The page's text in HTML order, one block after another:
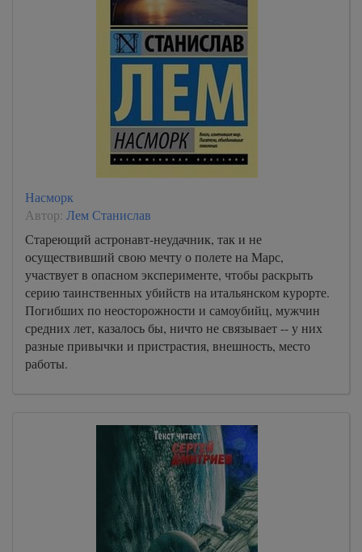
Насморк
Автор: Лем Станислав
Стареющий астронавт-неудачник, так и не
осуществивший свою мечту о полете на Марс,
участвует в опасном эксперименте, чтобы раскрыть
серию таинственных убийств на итальянском курорте.
Погибших по неосторожности и самоубийц, мужчин
средних лет, казалось бы, ничто не связывает -- у них
разные привычки и пристрастия, внешность, место
работы.